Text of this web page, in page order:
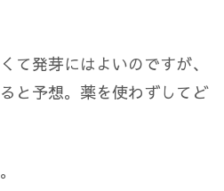
て発芽にはよいのですが、
と予想。薬を使わずしてど